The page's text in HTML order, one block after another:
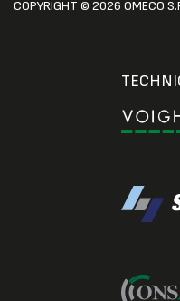
COPYRIGHT © 2026 OMECO